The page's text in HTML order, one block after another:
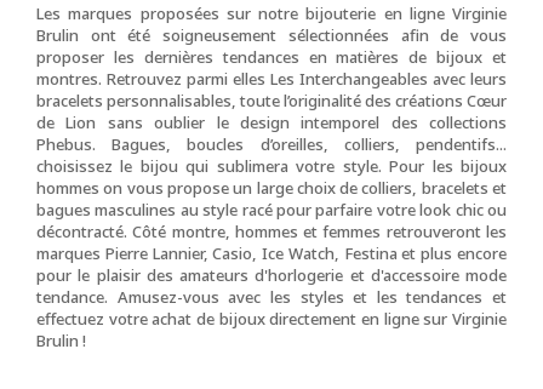
Les marques proposées sur notre bijouterie en ligne Virginie
Brulin ont été soigneusement sélectionnées afin de vous
proposer les dernières tendances en matières de bijoux et
montres. Retrouvez parmi elles Les Interchangeables avec leurs
bracelets personnalisables, toute l’originalité des créations Cœur
de Lion sans oublier le design intemporel des collections
Phebus. Bagues, boucles d’oreilles, colliers, pendentifs...
choisissez le bijou qui sublimera votre style. Pour les bijoux
hommes on vous propose un large choix de colliers, bracelets et
bagues masculines au style racé pour parfaire votre look chic ou
décontracté. Côté montre, hommes et femmes retrouveront les
marques Pierre Lannier, Casio, Ice Watch, Festina et plus encore
pour le plaisir des amateurs d'horlogerie et d'accessoire mode
tendance. Amusez-vous avec les styles et les tendances et
effectuez votre achat de bijoux directement en ligne sur Virginie
Brulin !